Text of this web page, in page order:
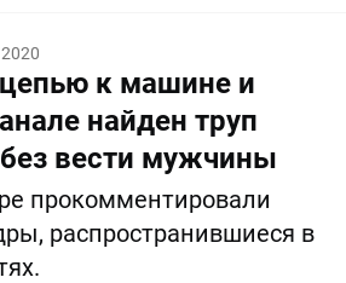
к машине и
найден труп
вести мужчины
прокомментировали
распространившиеся в